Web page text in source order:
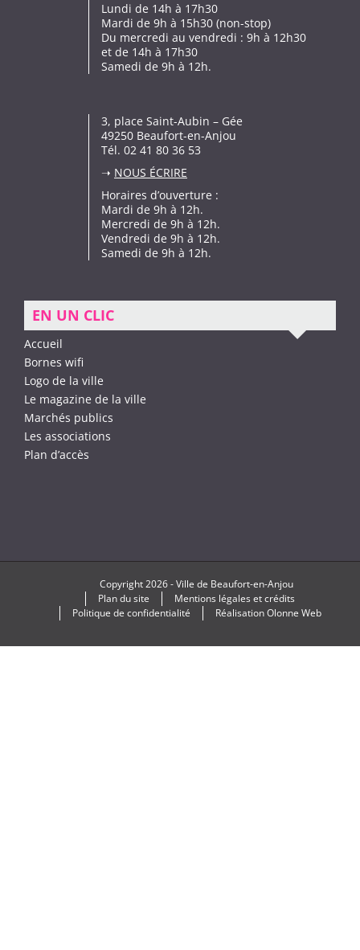
Lundi de 14h à 17h30
Mardi de 9h à 15h30 (non-stop)
Du mercredi au vendredi : 9h à 12h30
et de 14h à 17h30
Samedi de 9h à 12h.
3, place Saint-Aubin – Gée
49250 Beaufort-en-Anjou
Tél. 02 41 80 36 53
➝ NOUS ÉCRIRE
Horaires d’ouverture :
Mardi de 9h à 12h.
Mercredi de 9h à 12h.
Vendredi de 9h à 12h.
Samedi de 9h à 12h.
EN UN CLIC
Accueil
Bornes wifi
Logo de la ville
Le magazine de la ville
Marchés publics
Les associations
Plan d’accès
Copyright2026 -Ville de Beaufort-en-Anjou
Plan du site
Mentions légales et crédits
Politique de confidentialité
RéalisationOlonne Web